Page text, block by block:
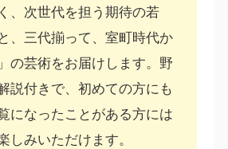
、次世代を担う期待の若
、三代揃って、室町時代か
の芸術をお届けします。野
説付きで、初めての方にも
になったことがある方には
しみいただけます。